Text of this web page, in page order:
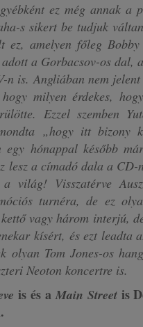
ez még annak a
s sikert be tudjuk
ez, amelyen főleg
a Gorbacsov-os dal,
n is. Angliában nem
milyen érdekes,
Ezzel szemben
„hogy itt bizony
egy hónappal később
lesz a címadó dala a
világ! Visszatérve
turnéra, de ez
vagy három interjú,
kísért, és ezt leadta
olyan Tom Jones-os
Neoton koncertre is.
is és a Main Streetis